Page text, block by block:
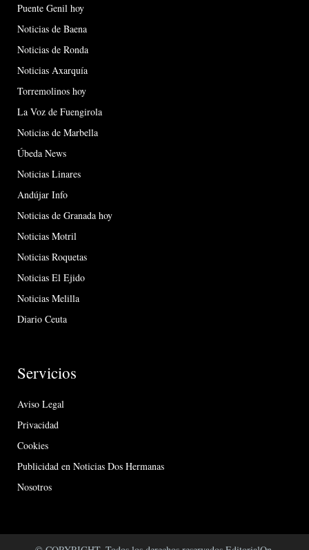
Puente Genil hoy
Noticias de Baena
Noticias de Ronda
Noticias Axarquía
Torremolinos hoy
La Voz de Fuengirola
Noticias de Marbella
Úbeda News
Noticias Linares
Andújar Info
Noticias de Granada hoy
Noticias Motril
Noticias Roquetas
Noticias El Ejido
Noticias Melilla
Diario Ceuta
Servicios
Aviso Legal
Privacidad
Cookies
Publicidad en Noticias Dos Hermanas
Nosotros